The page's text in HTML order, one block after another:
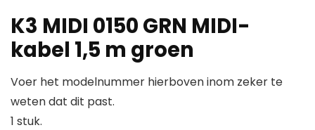
K3 MIDI 0150 GRN MIDI-
kabel 1,5 m groen
Voer het modelnummer hierboven inom zeker te
weten dat dit past.
1 stuk.